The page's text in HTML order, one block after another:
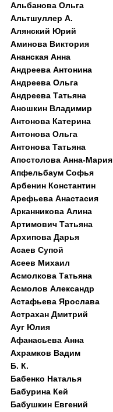
Альбанова Ольга
Альтшуллер А.
Алянский Юрий
Аминова Виктория
Ананская Анна
Андреева Антонина
Андреева Ольга
Андреева Татьяна
Аношкин Владимир
Антонова Катерина
Антонова Ольга
Антонова Татьяна
Апостолова Анна-Мария
Апфельбаум Софья
Арбенин Константин
Арефьева Анастасия
Арканникова Алина
Артимович Татьяна
Архипова Дарья
Асаев Супой
Асеев Михаил
Асмолкова Татьяна
Асмолов Александр
Астафьева Ярослава
Астрахан Дмитрий
Ауг Юлия
Афанасьева Анна
Ахрамков Вадим
Б. К.
Бабенко Наталья
Бабурина Кей
Бабушкин Евгений